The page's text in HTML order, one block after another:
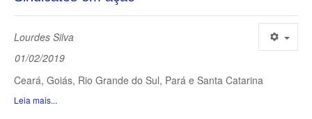
Lourdes Silva
01/02/2019
Ceará, Goiás, Rio Grande do Sul, Pará e Santa Catarina
Leia mais...